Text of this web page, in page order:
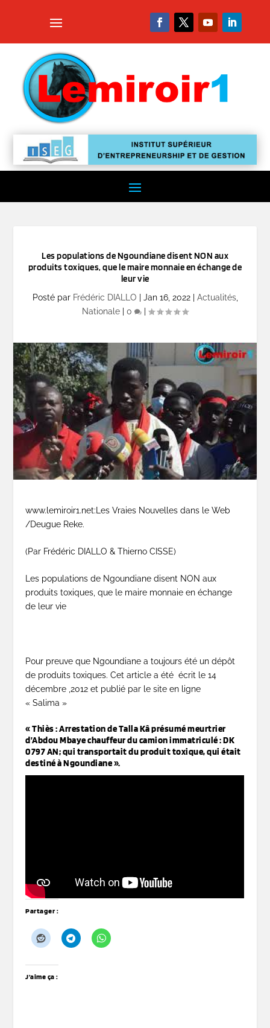
Les populations de Ngoundiane disent NON aux
produits toxiques, que le maire monnaie en échange de
leur vie
Posté par Frédéric DIALLO Jan 16, 2022| Actualités,
Nationale
0
www.lemiroir1.net:Les Vraies Nouvelles dans le Web
/Deugue Reke.
(Par Frédéric DIALLO & Thierno CISSE)
Les populations de Ngoundiane disent NON aux
produits toxiques, que le maire monnaie en échange
de leur vie
Pour preuve que Ngoundiane a toujours été un dépôt
de produits toxiques. Cet article a été écrit le 14
décembre ,2012 et publié par le site en ligne
« Salima »
« Thiès : Arrestation de Talla Kâ présumé meurtrier
d’Abdou Mbaye chauffeur du camion immatriculé : DK
0797 AN; qui transportait du produit toxique, qui était
destiné à Ngoundiane ».
Partager :
J’aime ça :